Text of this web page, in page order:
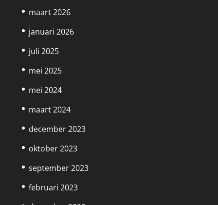
maart 2026
januari 2026
juli 2025
mei 2025
mei 2024
maart 2024
december 2023
oktober 2023
september 2023
februari 2023